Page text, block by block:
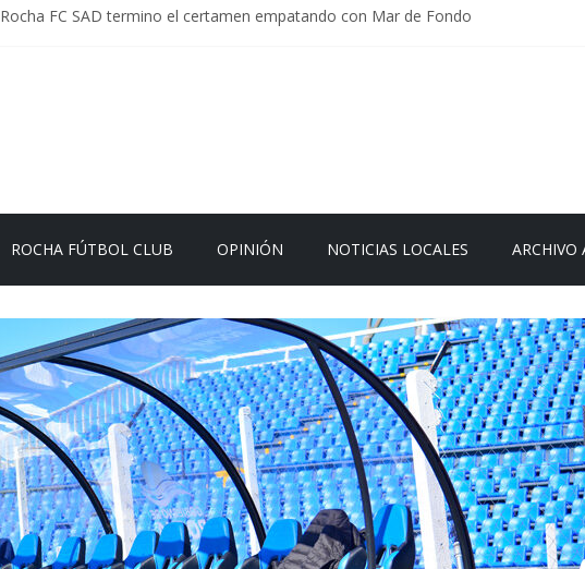
Rocha FC SAD termino el certamen empatando con Mar de Fondo
ROCHA FÚTBOL CLUB OPINIÓN NOTICIAS LOCALES ARCHIVO